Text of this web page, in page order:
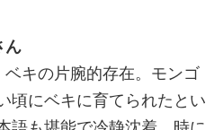
ん
キの片腕的存在。モンゴ
頃にベキに育てられたとい